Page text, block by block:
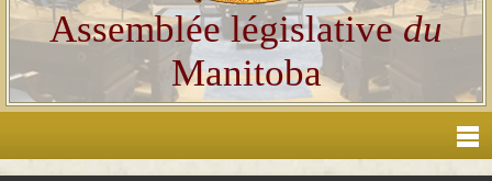
Assemblée législativedu
Manitoba